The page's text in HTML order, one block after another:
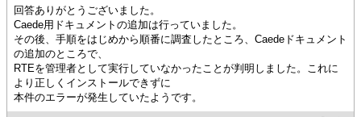
回答ありがとうございました。
Caede用ドキュメントの追加は行っていました。
その後、手順をはじめから順番に調査したところ、Caedeドキュメント
の追加のところで、
RTEを管理者として実行していなかったことが判明しました。これに
より正しくインストールできずに
本件のエラーが発生していたようです。